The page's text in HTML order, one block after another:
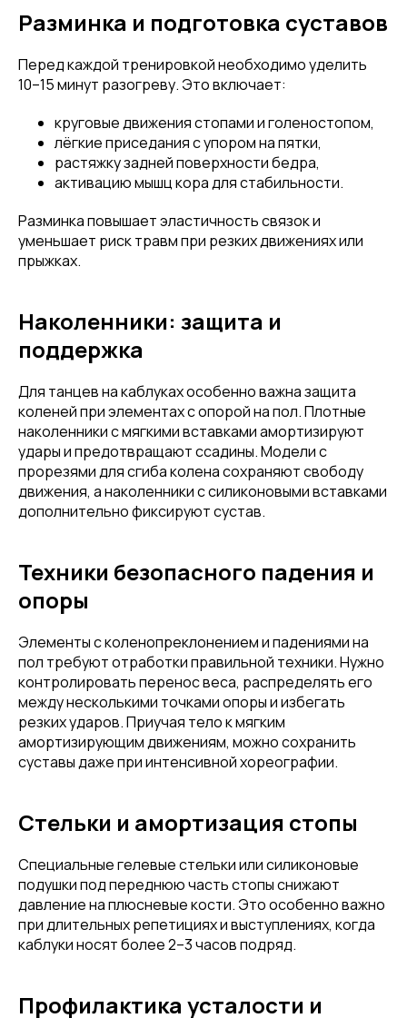
Разминка и подготовка суставов
Перед каждой тренировкой необходимо уделить
10–15 минут разогреву. Это включает:
круговые движения стопами и голеностопом,
лёгкие приседания с упором на пятки,
растяжку задней поверхности бедра,
активацию мышц кора для стабильности.
Разминка повышает эластичность связок и
уменьшает риск травм при резких движениях или
прыжках.
Наколенники: защита и
поддержка
Для танцев на каблуках особенно важна защита
коленей при элементах с опорой на пол. Плотные
наколенники с мягкими вставками амортизируют
удары и предотвращают ссадины. Модели с
прорезями для сгиба колена сохраняют свободу
движения, а наколенники с силиконовыми вставками
дополнительно фиксируют сустав.
Техники безопасного падения и
опоры
Элементы с коленопреклонением и падениями на
пол требуют отработки правильной техники. Нужно
контролировать перенос веса, распределять его
между несколькими точками опоры и избегать
резких ударов. Приучая тело к мягким
амортизирующим движениям, можно сохранить
суставы даже при интенсивной хореографии.
Стельки и амортизация стопы
Специальные гелевые стельки или силиконовые
подушки под переднюю часть стопы снижают
давление на плюсневые кости. Это особенно важно
при длительных репетициях и выступлениях, когда
каблуки носят более 2–3 часов подряд.
Профилактика усталости и